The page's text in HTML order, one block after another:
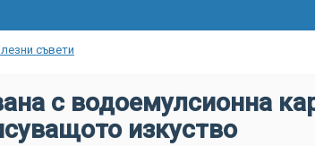
съвети
с водоемулсионна
изкуство